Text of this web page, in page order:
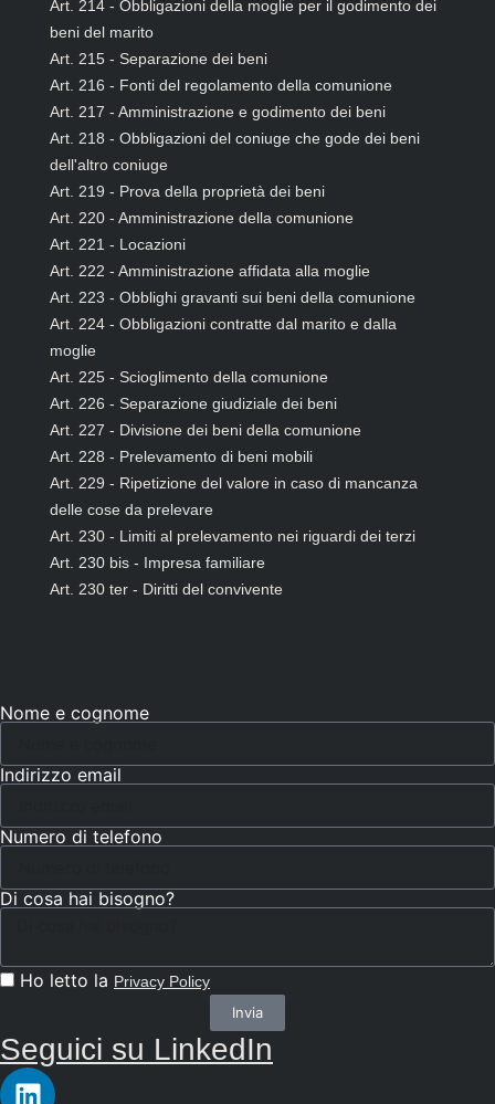
Art. 214 - Obbligazioni della moglie per il godimento dei
beni del marito
Art. 215 - Separazione dei beni
Art. 216 - Fonti del regolamento della comunione
Art. 217 - Amministrazione e godimento dei beni
Art. 218 - Obbligazioni del coniuge che gode dei beni
dell'altro coniuge
Art. 219 - Prova della proprietà dei beni
Art. 220 - Amministrazione della comunione
Art. 221 - Locazioni
Art. 222 - Amministrazione affidata alla moglie
Art. 223 - Obblighi gravanti sui beni della comunione
Art. 224 - Obbligazioni contratte dal marito e dalla
moglie
Art. 225 - Scioglimento della comunione
Art. 226 - Separazione giudiziale dei beni
Art. 227 - Divisione dei beni della comunione
Art. 228 - Prelevamento di beni mobili
Art. 229 - Ripetizione del valore in caso di mancanza
delle cose da prelevare
Art. 230 - Limiti al prelevamento nei riguardi dei terzi
Art. 230 bis - Impresa familiare
Art. 230 ter - Diritti del convivente
Nome e cognome
Indirizzo email
Numero di telefono
Di cosa hai bisogno?
Ho letto la Privacy Policy
Invia
Seguici su LinkedIn